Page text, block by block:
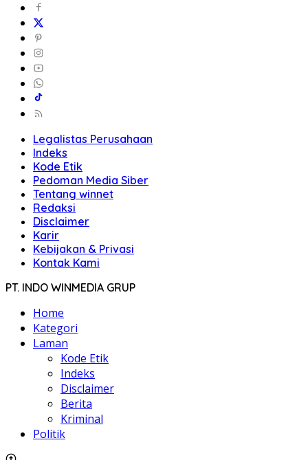
Legalistas Perusahaan
Indeks
Kode Etik
Pedoman Media Siber
Tentang winnet
Redaksi
Disclaimer
Karir
Kebijakan & Privasi
Kontak Kami
PT. INDO WINMEDIA GRUP
Home
Kategori
Laman
Kode Etik
Indeks
Disclaimer
Berita
Kriminal
Politik